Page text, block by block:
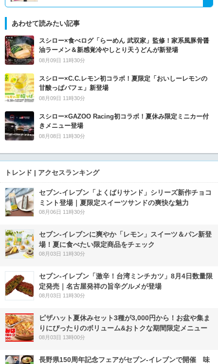
あわせて読みたい記事
スシロー×食べログ「らーめん 武双家」監修！家系風豚骨醤
油ラーメン＆新感覚冷やしとり天うどんが新登場
08月09日 11時30分
スシロー×C.C.レモン初コラボ！夏限定「おいしーレモンの
甘酸っぱパフェ」新登場
08月09日 11時30分
スシロー×GAZOO Racing初コラボ！夏休み限定ミニカー付
きメニュー登場
08月08日 11時30分
トレンド | アクセスランキング
セブン‐イレブン「よくばりサンド」シリーズ新作チョコ
ミント登場｜夏限定スイーツサンドの爽快な魅力
08月06日 11時30分
セブン‐イレブンに爽やか「レモン」スイーツ＆パン新登
場！夏に食べたい限定商品をチェック
08月03日 11時30分
セブン-イレブン「激辛！台湾ミンチカツ」8月4日数量限
定発売｜名古屋発祥の旨辛グルメが登場
08月03日 11時30分
ピザハット夏休みセット3種が3,000円から！お盆や集ま
りにぴったりのボリューム&おトクな期間限定メニュー
08月03日 13時00分
長野県150周年記念フェアがセブン-イレブンで開催 味